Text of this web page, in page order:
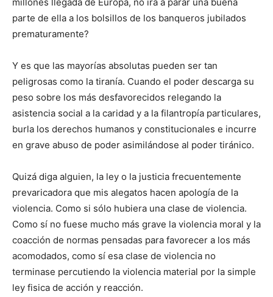
millones llegada de Europa, no irá a parar una buena
parte de ella a los bolsillos de los banqueros jubilados
prematuramente?
Y es que las mayorías absolutas pueden ser tan
peligrosas como la tiranía. Cuando el poder descarga su
peso sobre los más desfavorecidos relegando la
asistencia social a la caridad y a la filantropía particulares,
burla los derechos humanos y constitucionales e incurre
en grave abuso de poder asimilándose al poder tiránico.
Quizá diga alguien, la ley o la justicia frecuentemente
prevaricadora que mis alegatos hacen apología de la
violencia. Como si sólo hubiera una clase de violencia.
Como sí no fuese mucho más grave la violencia moral y la
coacción de normas pensadas para favorecer a los más
acomodados, como sí esa clase de violencia no
terminase percutiendo la violencia material por la simple
ley fisica de acción y reacción.